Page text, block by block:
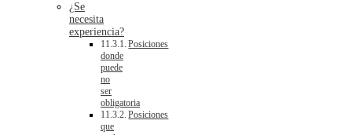
¿Se
necesita
experiencia?
Posiciones
donde
puede
no
ser
obligatoria
Posiciones
que